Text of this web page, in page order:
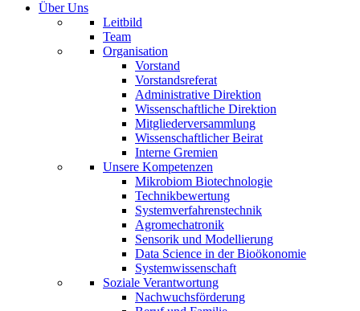
Über Uns
Leitbild
Team
Organisation
Vorstand
Vorstandsreferat
Administrative Direktion
Wissenschaftliche Direktion
Mitgliederversammlung
Wissenschaftlicher Beirat
Interne Gremien
Unsere Kompetenzen
Mikrobiom Biotechnologie
Technikbewertung
Systemverfahrenstechnik
Agromechatronik
Sensorik und Modellierung
Data Science in der Bioökonomie
Systemwissenschaft
Soziale Verantwortung
Nachwuchsförderung